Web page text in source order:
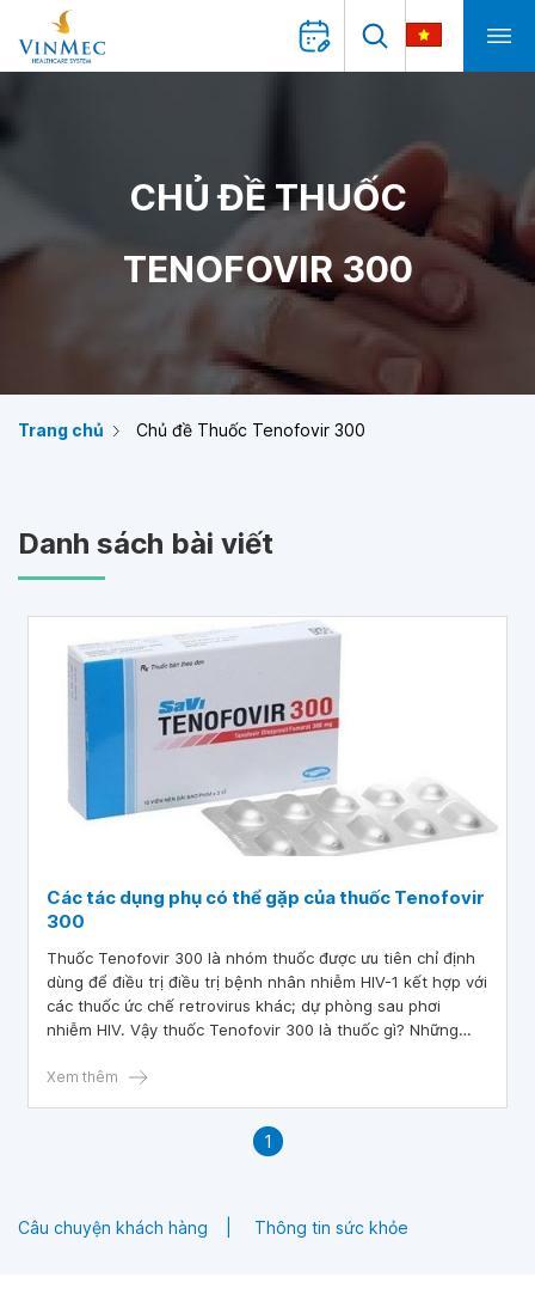
CHỦ ĐỀ THUỐC
TENOFOVIR 300
Trang chủ Chủ đề Thuốc Tenofovir 300
Danh sách bài viết
Các tác dụng phụ có thể gặp của thuốc Tenofovir
300
Thuốc Tenofovir 300 là nhóm thuốc được ưu tiên chỉ định
dùng để điều trị điều trị bệnh nhân nhiễm HIV-1 kết hợp với
các thuốc ức chế retrovirus khác; dự phòng sau phơi
nhiễm HIV. Vậy thuốc Tenofovir 300 là thuốc gì? Những
đây sẽ giúp bạn hiểu rõ hơn về những công dụng và tác
Xem thêm
1
Câu chuyện khách hàng Thông tin sức khỏe